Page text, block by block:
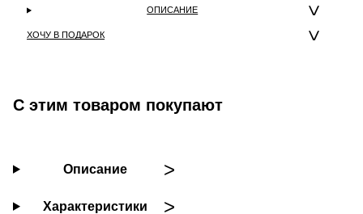
ОПИСАНИЕ
ХОЧУ В ПОДАРОК
С этим товаром покупают
Описание
Характеристики